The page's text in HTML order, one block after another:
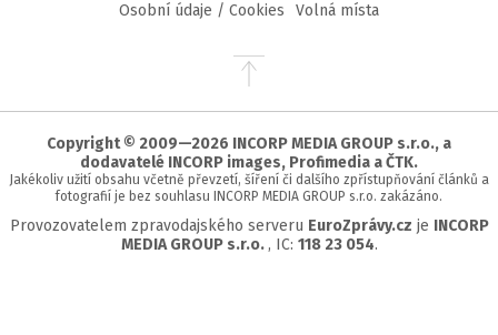
Osobní údaje / Cookies
Volná místa
Přejít
stránky
Copyright © 2009—2026 INCORP MEDIA GROUP s.r.o., a
dodavatelé INCORP images, Profimedia a ČTK.
Jakékoliv užití obsahu včetně převzetí, šíření či dalšího zpřístupňování článků a
fotografií je bez souhlasu INCORP MEDIA GROUP s.r.o. zakázáno.
Provozovatelem zpravodajského serveru EuroZprávy.cz je INCORP
MEDIA GROUP s.r.o., IC: 118 23 054.